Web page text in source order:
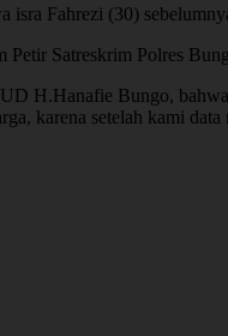
isra Fahrezi (30)
Satreskrim Polres
H.Hanafie Bungo,
karena setelah kami